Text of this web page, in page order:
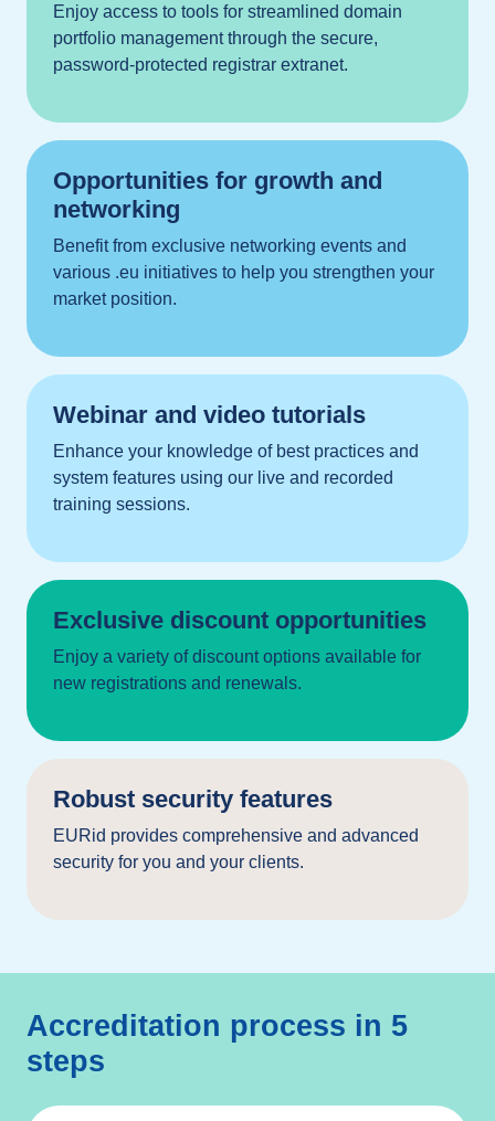
Enjoy access to tools for streamlined domain
portfolio management through the secure,
password-protected registrar extranet.
Opportunities for growth and
networking
Benefit from exclusive networking events and
various .eu initiatives to help you strengthen your
market position.
Webinar and video tutorials
Enhance your knowledge of best practices and
system features using our live and recorded
training sessions.
Exclusive discount opportunities
Enjoy a variety of discount options available for
new registrations and renewals.
Robust security features
EURid provides comprehensive and advanced
security for you and your clients.
Accreditation process in 5
steps